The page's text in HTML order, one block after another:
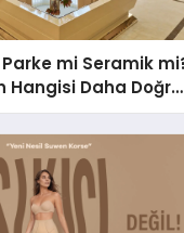
mi Seramik
Hangisi Daha Doğru